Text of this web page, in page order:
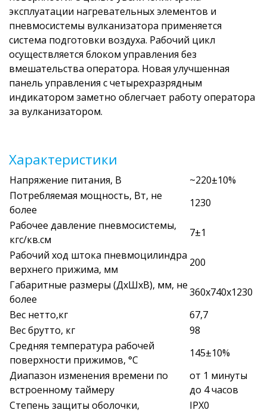
эксплуатации нагревательных элементов и
пневмосистемы вулканизатора применяется
система подготовки воздуха. Рабочий цикл
осуществляется блоком управления без
вмешательства оператора. Новая улучшенная
панель управления с четырехразрядным
индикатором заметно облегчает работу оператора
за вулканизатором.
Характеристики
Напряжение питания, В
~220±10%
Потребляемая мощность, Вт, не
более
1230
Рабочее давление пневмосистемы,
кгс/кв.см
7±1
Рабочий ход штока пневмоцилиндра
верхнего прижима, мм
200
Габаритные размеры (ДхШхВ), мм, не
более
360х740х1230
Вес нетто,кг
67,7
Вес брутто, кг
98
Средняя температура рабочей
поверхности прижимов, °C
145±10%
Диапазон изменения времени по
встроенному таймеру
от 1 минуты
до 4 часов
Степень защиты оболочки,
IPX0